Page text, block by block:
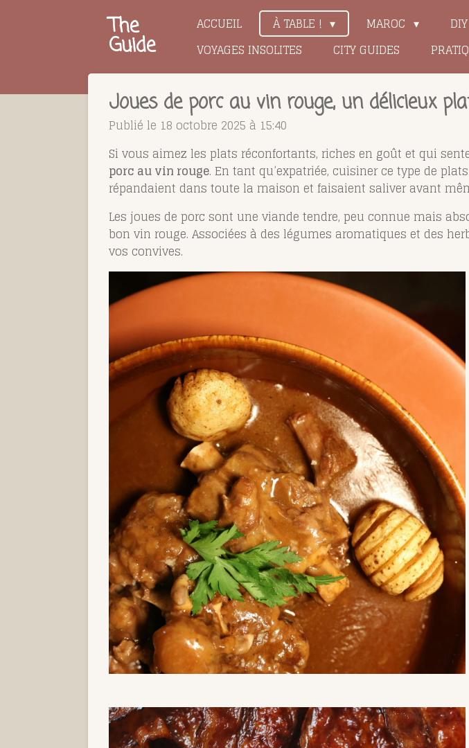
The
Guide
ACCUEIL À TABLE ! MAROC
VOYAGES INSOLITES
CITY GUIDES
Joues de porc au vin rouge, un délicieux
Publié le 18 octobre 2025 à 15:40
Si vous aimez les plats réconfortants, riches en goût et qui
porc au vin rouge. En tant qu’expatriée, cuisiner ce type de
répandaient dans toute la maison et faisaient saliver avant
Les joues de porc sont une viande tendre, peu connue mais
bon vin rouge. Associées à des légumes aromatiques et des
vos convives.